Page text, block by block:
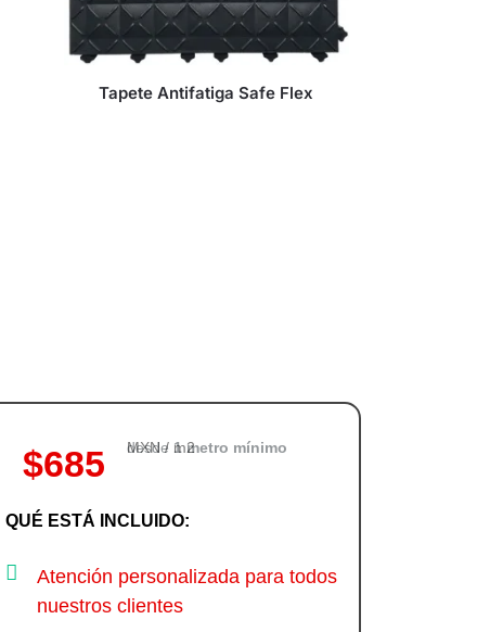
Tapete Antifatiga Safe Flex
$685 MXN / m2
desde 1 metro mínimo
QUÉ ESTÁ INCLUIDO:
Atención personalizada para todos
nuestros clientes